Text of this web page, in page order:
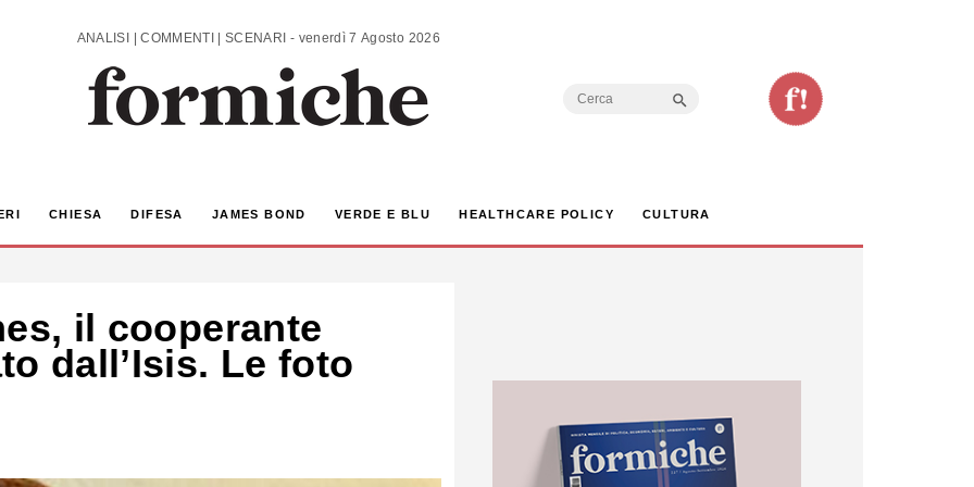
ANALISI | COMMENTI | SCENARI - venerdì 7 Agosto 2026
Search
CHIESA DIFESA JAMES BOND VERDE E BLU HEALTHCARE POLICY CULTURA
il cooperante
dall’Isis. Le foto